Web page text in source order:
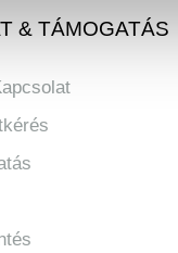
& TÁMOGATÁS